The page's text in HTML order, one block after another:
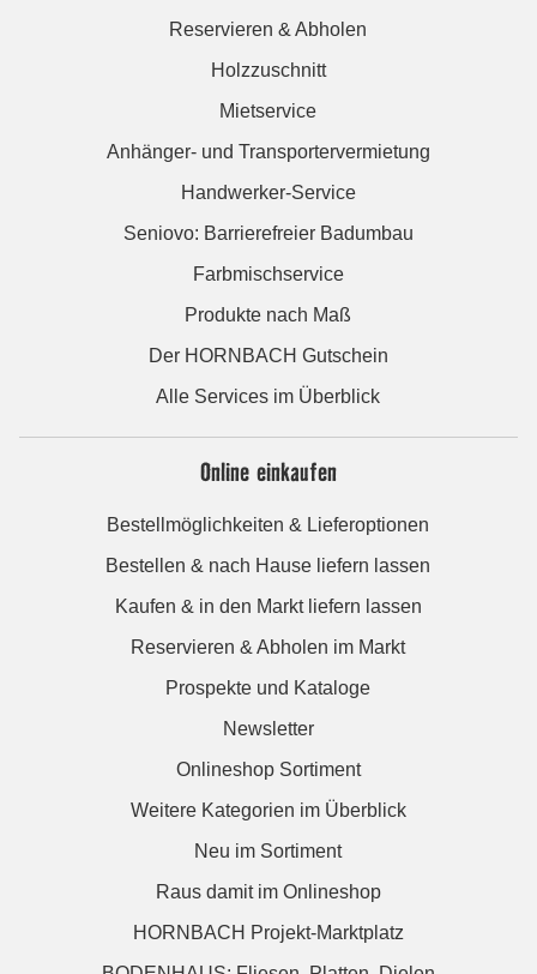
Reservieren & Abholen
Holzzuschnitt
Mietservice
Anhänger- und Transportervermietung
Handwerker-Service
Seniovo: Barrierefreier Badumbau
Farbmischservice
Produkte nach Maß
Der HORNBACH Gutschein
Alle Services im Überblick
Online einkaufen
Bestellmöglichkeiten & Lieferoptionen
Bestellen & nach Hause liefern lassen
Kaufen & in den Markt liefern lassen
Reservieren & Abholen im Markt
Prospekte und Kataloge
Newsletter
Onlineshop Sortiment
Weitere Kategorien im Überblick
Neu im Sortiment
Raus damit im Onlineshop
HORNBACH Projekt-Marktplatz